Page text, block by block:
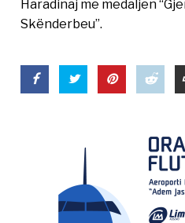
Haradinaj me medaljen
Skënderbeu”.